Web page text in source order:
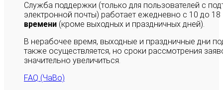
Служба поддержки (только для пользователей с
электронной почты) работает ежедневно с 10 до
времени (кроме выходных и праздничных дней).
В нерабочее время, выходные и праздничные дни
также осуществляется, но сроки рассмотрения
значительно увеличиться.
FAQ (ЧаВо)